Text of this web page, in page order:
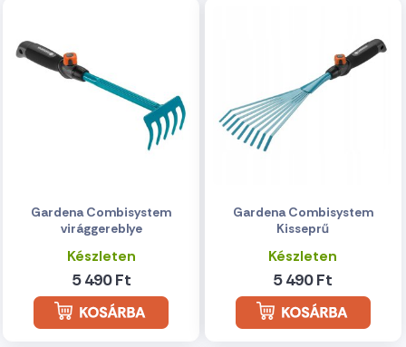
Gardena Combisystem
virággereblye
Készleten
5 490 Ft
Gardena Combisystem
Kisseprű
Készleten
5 490 Ft